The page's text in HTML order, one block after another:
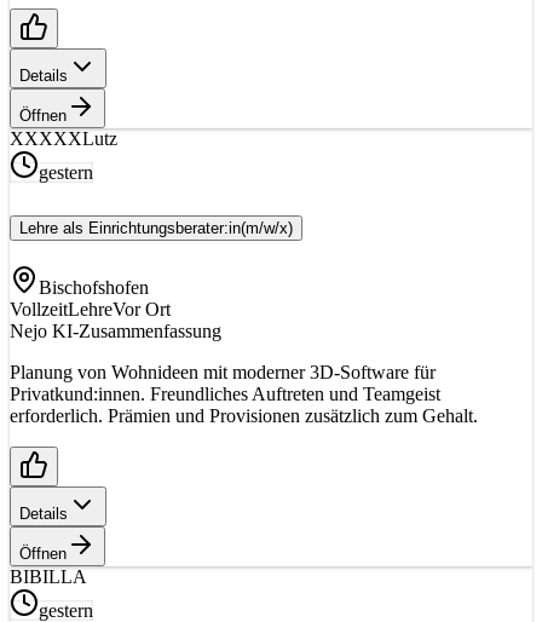
Details
Öffnen
XXXXXLutz
gestern
Lehre als Einrichtungsberater:in(m/w/x)
Bischofshofen
VollzeitLehreVor Ort
Nejo KI-Zusammenfassung
Planung von Wohnideen mit moderner 3D-Software für
Privatkund:innen. Freundliches Auftreten und Teamgeist
erforderlich. Prämien und Provisionen zusätzlich zum Gehalt.
Details
Öffnen
BIBILLA
gestern